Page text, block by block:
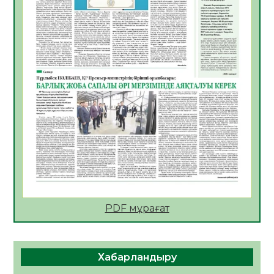
Қаржылық сауаттылықты арттыруға
бағытталған кездесу өтті
07.08.2026
51
ҚҰРЫЛТАЙ САЙЛАУЫ – ЕЛ БОЛАШАҒЫ
ҮШІН ЖАУАПТЫ ҚАДАМ
07.08.2026
55
Ауыл шаруашылығы – өңір экономикасының
негізгі тірегі
06.08.2026
63
ҚОҒАМДЫҚ БЕЛСЕНДІЛІК – ЕЛ
ДАМУЫНЫҢ НЕГІЗІ
ҚҰРЫЛТАЙ САЙЛАУЫ – БОЛАШАҚҚА
06.08.2026
65 0
PDF мұрағат
Хабарландыру